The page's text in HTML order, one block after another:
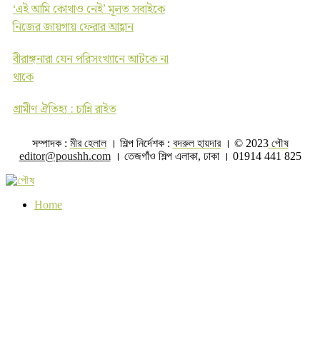
‘এই আমি কোথাও নেই’ মূলত সবাইকে
নিজের জায়গায় ফেরার আহ্বান
বীরাঙ্গনারা যেন পরিসংখ্যানে আটকে না
থাকে
গ্রামীণ ঐতিহ্য : চান্নি রাইত
সম্পাদক : মীর হেলাল। শিল্প নির্দেশক : বদরুল হায়দার। © 2023পৌষ
editor@poushh.com। তেজগাঁও শিল্প এলাকা, ঢাকা । 01914 441 825
Home